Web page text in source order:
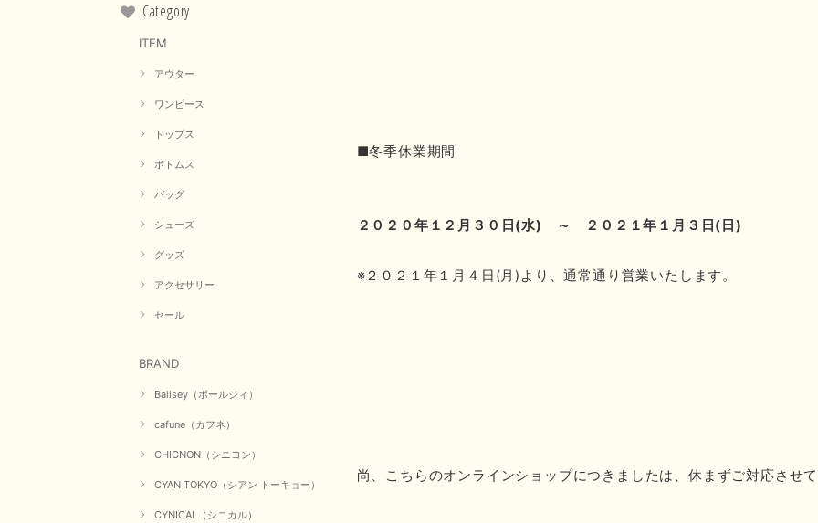
Category
ITEM
アウター
ワンピース
トップス
ボトムス
バッグ
シューズ
グッズ
アクセサリー
セール
BRAND
Ballsey（ボールジィ）
cafune（カフネ）
CHIGNON（シニヨン）
CYAN TOKYO（シアン トーキョー）
CYNICAL（シニカル）
■冬季休業期間
２０２０年１２月３０日 (水) ～ ２０２１年１月３日 ( 日)
※２０２１ 年１月４日 (月 ) より 、通常通り営業いたします。
尚、こちらのオンラインショップにつきましたは、休まずご対応させ